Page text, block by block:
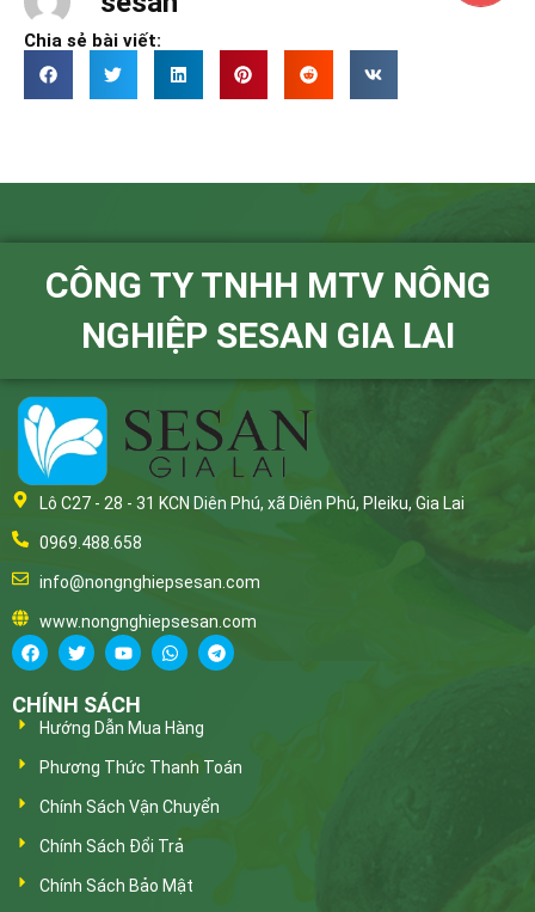
Chia sẻ bài viết:
CÔNG TY TNHH MTV NÔNG
NGHIỆP SESAN GIA LAI
Lô C27 - 28 - 31 KCN Diên Phú, xã Diên Phú, Pleiku, Gia Lai
0969.488.658
info@nongnghiepsesan.com
www.nongnghiepsesan.com
CHÍNH SÁCH
Hướng Dẫn Mua Hàng
Phương Thức Thanh Toán
Chính Sách Vận Chuyển
Chính Sách Đổi Trả
Chính Sách Bảo Mật